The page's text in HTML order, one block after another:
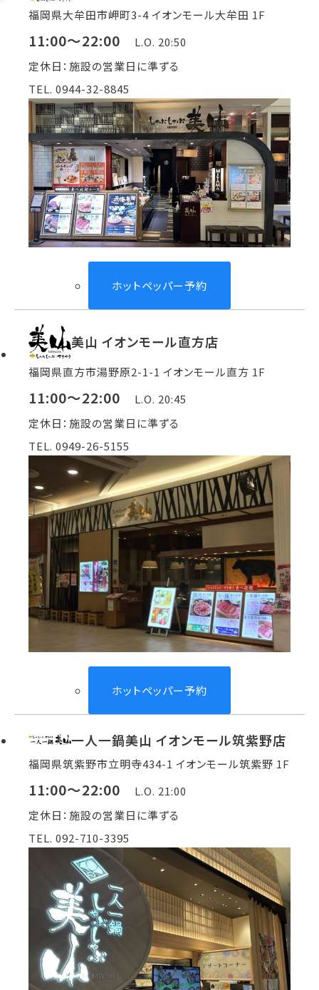
福岡県大牟田市岬町3-4 イオンモール大牟田 1F
11:00～22:00
L.O. 20:50
定休日：施設の営業日に準ずる
TEL. 0944-32-8845
ホットペッパー予約
美山 イオンモール直方店
福岡県直方市湯野原2-1-1 イオンモール直方 1F
11:00～22:00
L.O. 20:45
定休日：施設の営業日に準ずる
TEL. 0949-26-5155
ホットペッパー予約
一人一鍋美山 イオンモール筑紫野店
福岡県筑紫野市立明寺434-1 イオンモール筑紫野 1F
11:00～22:00
L.O. 21:00
定休日：施設の営業日に準ずる
TEL. 092-710-3395